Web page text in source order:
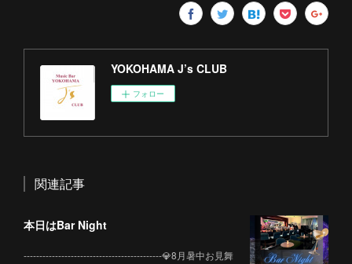
YOKOHAMA J’s CLUB
フォロー
関連記事
本日はBar Night
--------------------------------------------💎8月暑中お見舞